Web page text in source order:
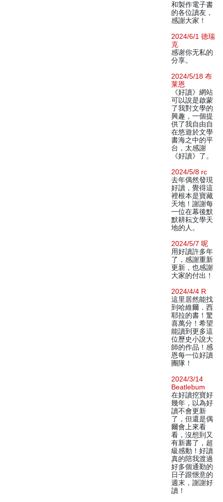
和製作電子書
的各位讀友，
感謝大家！
2024/6/1 德瑞
克
感谢你无私的
分享。
2024/5/18 布
莱恩
《好讀》網站
可以說是啟蒙
了我對文學的
興趣，一個提
供了我自由自
在悠遊於文學
書海之中的平
台，太感謝
《好讀》了。
2024/5/8 rc
去年偶然發現
好讀，覺得這
裡根本是寶藏
天地！謝謝每
一位在幕後默
默耕耘文學天
地的人。
2024/5/7 呢
用好讀許多年
了，感謝重新
更新，也感謝
大家的付出！
2024/4/4 R
這里居然能找
到哈維爾．西
耶拉的書！驚
喜萬分！希望
能讀到更多這
位歷史小說大
師的作品！感
恩每一位好讀
團隊！
2024/3/14
Beatlebum
在好讀挖寶好
幾年，以為好
讀不會更新
了，但還是偶
爾會上來看
看，沒想到又
有新書了，超
級感動！好讀
真的陪我渡過
好多個通勤的
日子跟愜意的
週末，謝謝好
讀！